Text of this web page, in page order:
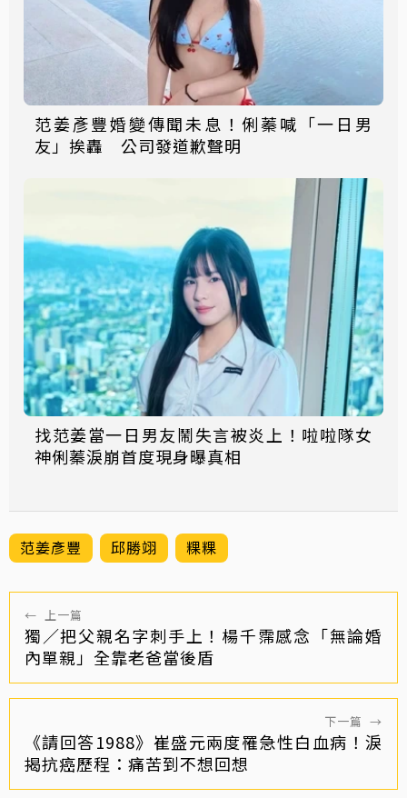
范姜彥豐婚變傳聞未息！俐蓁喊「一日男
友」挨轟 公司發道歉聲明
找范姜當一日男友鬧失言被炎上！啦啦隊女
神俐蓁淚崩首度現身曝真相
范姜彥豐 邱勝翊 粿粿
← 上一篇
獨／把父親名字刺手上！楊千霈感念「無論婚
內單親」全靠老爸當後盾
下一篇 →
《請回答1988》崔盛元兩度罹急性白血病！淚
揭抗癌歷程：痛苦到不想回想